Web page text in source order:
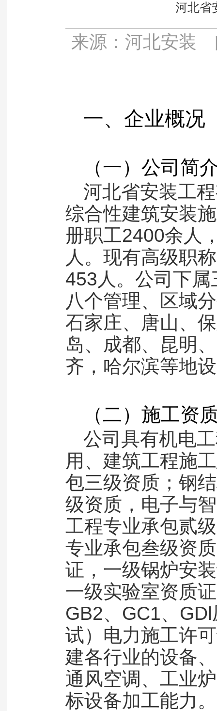
河北省
来源： 河北安装
一、企业概况
（一）公司简
河北省安装工
综合性建筑安装
册职工2400余人
人。现有高级职
453人。公司下
八个管理、区域
石家庄、唐山、
岛、成都、昆明
齐，哈尔滨等地
（二）施工资
公司具有机电
用、建筑工程施
包三级资质；钢
级资质，电子与
工程专业承包贰
专业承包叁级资
证，一级锅炉安
一级实验室资质
GB2、GC1、
试）电力施工许
建各行业的设备
通风空调、工业
标设备加工能力。